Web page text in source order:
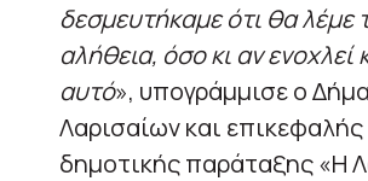
δεσμευτήκαμε ότι θα λέμε
αλήθεια, όσο κι αν ενοχλεί
αυτό», υπογράμμισε ο
Λαρισαίων και
δημοτικής παράταξης «Η